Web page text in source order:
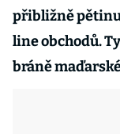
přibližně
line obchodů.
bráně